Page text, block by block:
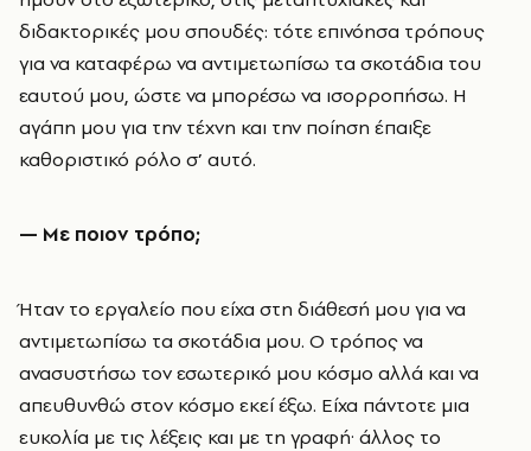
διδακτορικές μου σπουδές: τότε επινόησα τρόπους
για να καταφέρω να αντιμετωπίσω τα σκοτάδια του
εαυτού μου, ώστε να μπορέσω να ισορροπήσω. Η
αγάπη μου για την τέχνη και την ποίηση έπαιξε
καθοριστικό ρόλο σ’ αυτό.
— Με ποιον τρόπο;
Ήταν το εργαλείο που είχα στη διάθεσή μου για να
αντιμετωπίσω τα σκοτάδια μου. Ο τρόπος να
ανασυστήσω τον εσωτερικό μου κόσμο αλλά και να
απευθυνθώ στον κόσμο εκεί έξω. Είχα πάντοτε μια
ευκολία με τις λέξεις και με τη γραφή· άλλος το